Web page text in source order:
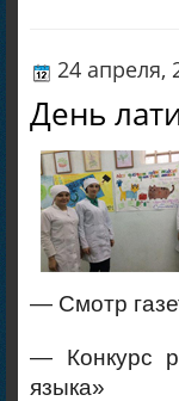
24 апреля,
День
— Смотр
— Конкурс
языка»